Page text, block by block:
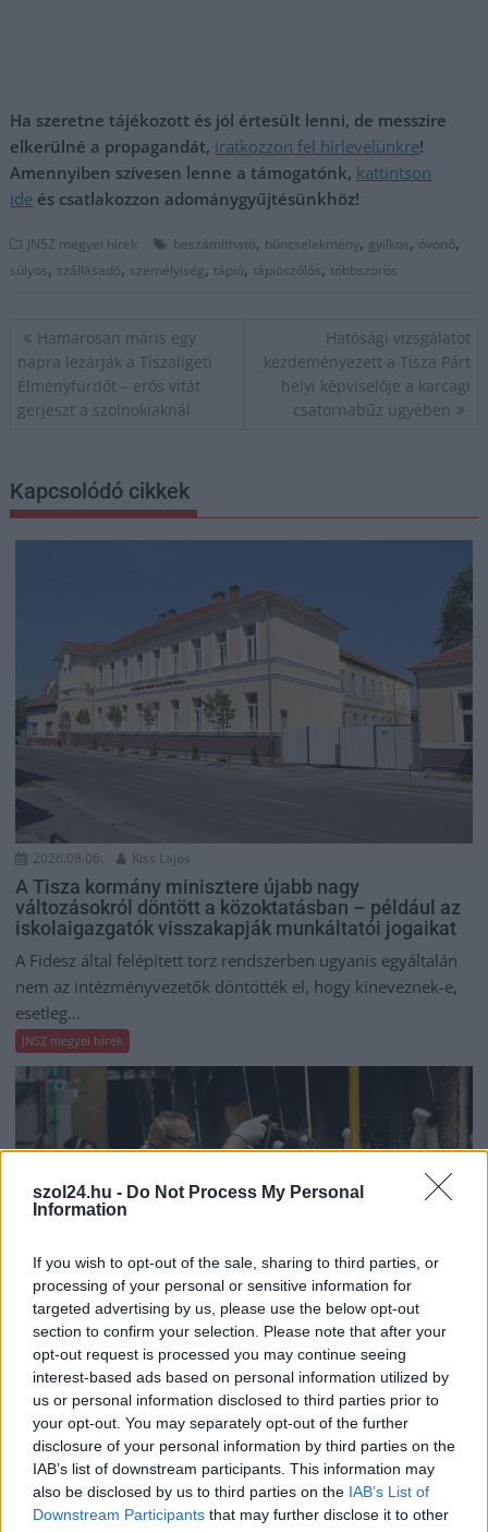
szol24.hu - Do Not Process My Personal
Information
If you wish to opt-out of the sale, sharing to third parties, or
processing of your personal or sensitive information for
targeted advertising by us, please use the below opt-out
section to confirm your selection. Please note that after your
opt-out request is processed you may continue seeing
interest-based ads based on personal information utilized by
us or personal information disclosed to third parties prior to
your opt-out. You may separately opt-out of the further
disclosure of your personal information by third parties on the
IAB’s list of downstream participants. This information may
also be disclosed by us to third parties on the IAB’s List of
Downstream Participants that may further disclose it to other
Ha szeretne tájékozott és jól értesült lenni, de messzire
elkerülné a propagandát, iratkozzon fel hírlevelünkre!
Amennyiben szívesen lenne a támogatónk, kattintson
ide és csatlakozzon adománygyűjtésünkhöz!
JNSZ megyei hírek beszámítható, bűncselekmény, gyilkos, óvónő,
súlyos, szállásadó, személyiség, tápió, tápiószőlős, többszörös
Bejegyzés
navigáció
Hamarosan máris egy
napra lezárják a Tiszaligeti
Élményfürdőt – erős vitát
gerjeszt a szolnokiaknál
Hatósági vizsgálatot
kezdeményezett a Tisza Párt
helyi képviselője a karcagi
csatornabűz ügyében
Kapcsolódó cikkek
2026.08.06. Kiss Lajos
A Tisza kormány minisztere újabb nagy
változásokról döntött a közoktatásban – például az
iskolaigazgatók visszakapják munkáltatói jogaikat
A Fidesz által felépített torz rendszerben ugyanis egyáltalán
nem az intézményvezetők döntötték el, hogy kineveznek-e,
esetleg...
JNSZ megyei hírek
2026.08.06. Fazekas Adrián
Csődbe ment a tószegi Accell Hunland, a hazai
kerékpárgyártás meghatározó szereplője
Leállt a termelés a tószegi üzemben, miközben a holland
anyavállalat fizetési haladékot kért. Az európai
kerékpáripar...